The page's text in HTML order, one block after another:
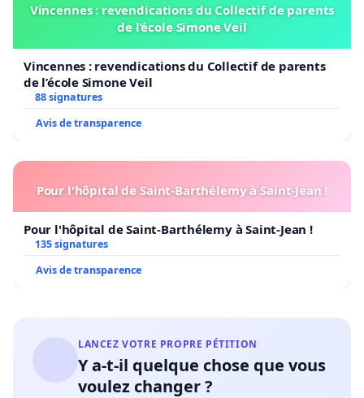
Vincennes : revendications du Collectif de parents
de l’école Simone Veil
Vincennes : revendications du Collectif de parents
de l’école Simone Veil
88 signatures
Avis de transparence
Pour l'hôpital de Saint-Barthélemy à Saint-Jean !
Pour l'hôpital de Saint-Barthélemy à Saint-Jean !
135 signatures
Avis de transparence
LANCEZ VOTRE PROPRE PÉTITION
Y a-t-il quelque chose que vous
voulez changer ?